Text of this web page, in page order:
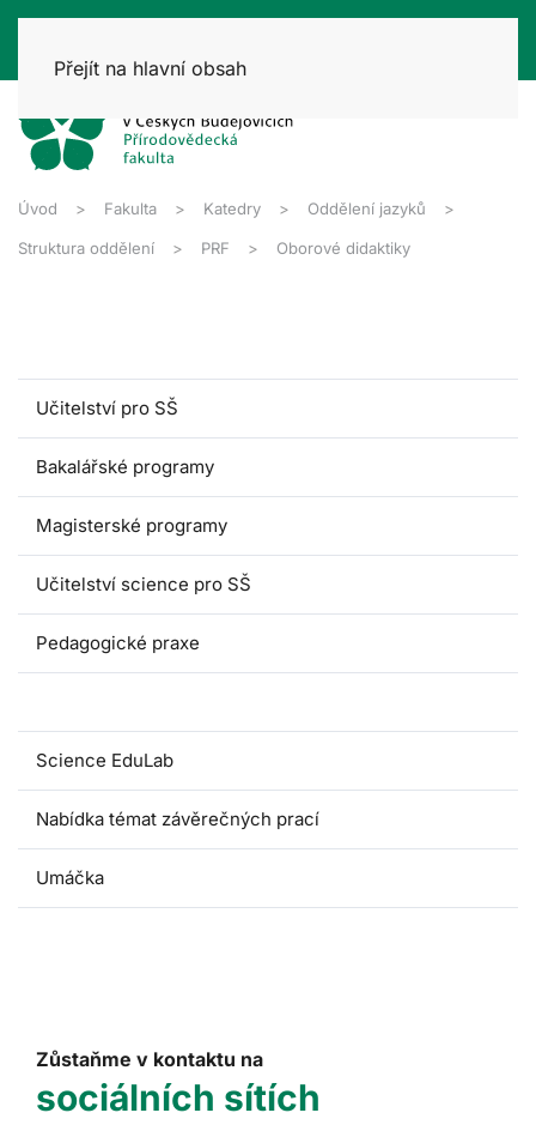
Přejít na hlavní obsah
Úvod Fakulta Katedry Oddělení jazyků
Struktura oddělení PRF Oborové didaktiky
Učitelství pro SŠ
Bakalářské programy
Magisterské programy
Učitelství science pro SŠ
Pedagogické praxe
Science EduLab
Nabídka témat závěrečných prací
Umáčka
Zůstaňme v kontaktu na
sociálních sítích